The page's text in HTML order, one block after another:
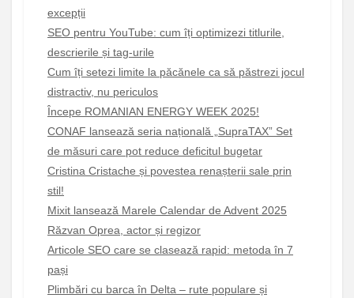
excepții
SEO pentru YouTube: cum îți optimizezi titlurile,
descrierile și tag-urile
Cum îți setezi limite la păcănele ca să păstrezi jocul
distractiv, nu periculos
Începe ROMANIAN ENERGY WEEK 2025!
CONAF lansează seria națională „SupraTAX” Set
de măsuri care pot reduce deficitul bugetar
Cristina Cristache și povestea renașterii sale prin
stil!
Mixit lansează Marele Calendar de Advent 2025
Răzvan Oprea, actor și regizor
Articole SEO care se clasează rapid: metoda în 7
pași
Plimbări cu barca în Delta – rute populare și